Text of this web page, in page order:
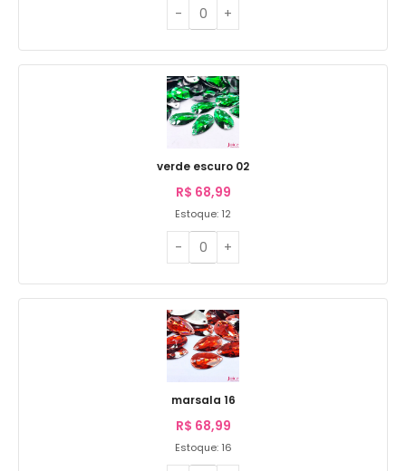
verde escuro 02
R$ 68,99
Estoque: 12
marsala 16
R$ 68,99
Estoque: 16